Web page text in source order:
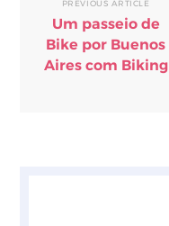
PREVIOUS ARTICLE
Um passeio de
Bike por Buenos
Aires com Biking